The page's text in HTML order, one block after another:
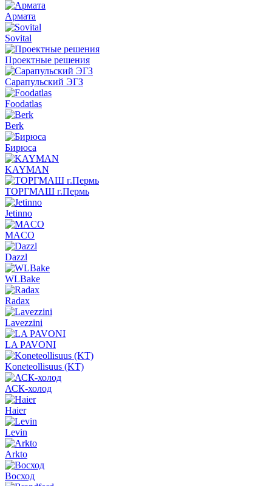
Армата
Sovital
Проектные решения
Сарапульский ЭГЗ
Foodatlas
Berk
Бирюса
KAYMAN
ТОРГМАШ г.Пермь
Jetinno
MACO
Dazzl
WLBake
Radax
Lavezzini
LA PAVONI
Koneteollisuus (KT)
АСК-холод
Haier
Levin
Arkto
Восход